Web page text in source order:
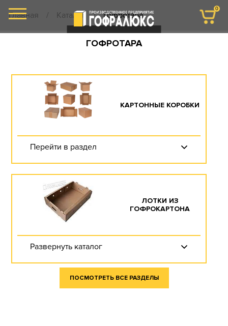
Главная / Каталог / Гофротара
ГОФРОТАРА
КАРТОННЫЕ КОРОБКИ
Перейти в раздел
ЛОТКИ ИЗ
ГОФРОКАРТОНА
Развернуть каталог
ПОСМОТРЕТЬ ВСЕ РАЗДЕЛЫ